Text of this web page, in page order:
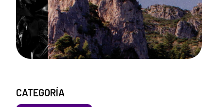
CATEGORÍA